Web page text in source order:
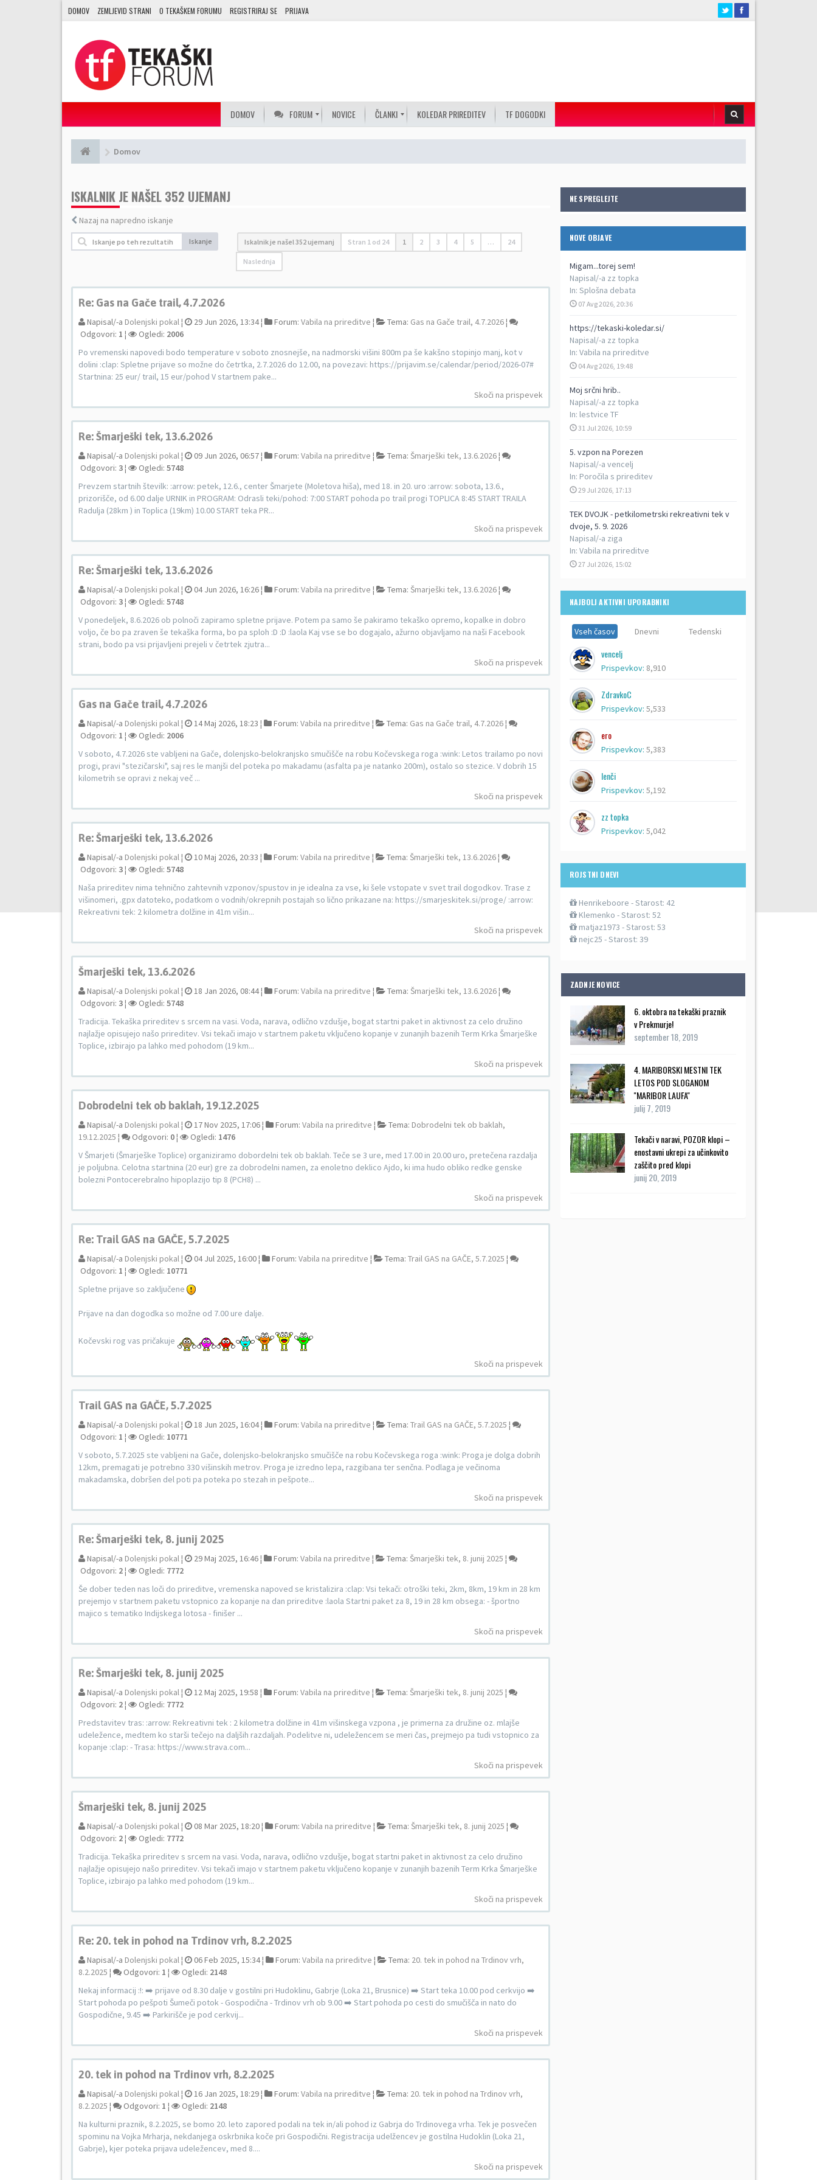
DOMOV ZEMLJEVID STRANI O TEKAŠKEM FORUMU REGISTRIRAJ SE PRIJAVA
DOMOV FORUM NOVICE ČLANKI KOLEDAR PRIREDITEV TF DOGODKI
Domov
NE SPREGLEJTE
NOVE OBJAVE
Migam...torej sem!
Napisal/-a zz topka
In: Splošna debata
07 Avg 2026, 20:36
https://tekaski-koledar.si/
Napisal/-a zz topka
In: Vabila na prireditve
04 Avg 2026, 19:48
Moj srčni hrib..
Napisal/-a zz topka
In: lestvice TF
31 Jul 2026, 10:59
5. vzpon na Porezen
Napisal/-a vencelj
In: Poročila s prireditev
29 Jul 2026, 17:13
TEK DVOJK - petkilometrski rekreativni tek v
dvoje, 5. 9. 2026
Napisal/-a ziga
In: Vabila na prireditve
27 Jul 2026, 15:02
NAJBOLJ AKTIVNI UPORABNIKI
Vseh časov Dnevni Tedenski
vencelj
Prispevkov: 8,910
ZdravkoC
Prispevkov: 5,533
ero
Prispevkov: 5,383
lenči
Prispevkov: 5,192
zz topka
Prispevkov: 5,042
ROJSTNI DNEVI
Henrikeboore - Starost: 42
Klemenko - Starost: 52
matjaz1973 - Starost: 53
nejc25 - Starost: 39
ZADNJE NOVICE
6. oktobra na tekaški praznik
v Prekmurje!
september 18, 2019
4. MARIBORSKI MESTNI TEK
LETOS POD SLOGANOM
''MARIBOR LAUFA''
julij 7, 2019
Tekači v naravi, POZOR klopi –
enostavni ukrepi za učinkovito
zaščito pred klopi
junij 20, 2019
ISKALNIK JE NAŠEL 352 UJEMANJ
Nazaj na napredno iskanje
Iskanje Iskalnik je našel 352 ujemanj Stran 1od 24 1 2 3 4 5 … 24
Naslednja
Re: Gas na Gače trail, 4.7.2026
Napisal/-a Dolenjski pokal¦ 29 Jun 2026, 13:34 ¦ Forum: Vabila na prireditve ¦ Tema: Gas na Gače trail, 4.7.2026¦
Odgovori: 1 ¦ Ogledi: 2006
Po vremenski napovedi bodo temperature v soboto znosnejše, na nadmorski višini 800m pa še kakšno stopinjo manj, kot v
dolini :clap: Spletne prijave so možne do četrtka, 2.7.2026 do 12.00, na povezavi: https://prijavim.se/calendar/period/2026-07#
Startnina: 25 eur/ trail, 15 eur/pohod V startnem pake...
Skoči na prispevek
Re: Šmarješki tek, 13.6.2026
Napisal/-a Dolenjski pokal¦ 09 Jun 2026, 06:57 ¦ Forum: Vabila na prireditve ¦ Tema: Šmarješki tek, 13.6.2026¦
Odgovori: 3¦ Ogledi: 5748
Prevzem startnih številk: :arrow: petek, 12.6., center Šmarjete (Moletova hiša), med 18. in 20. uro :arrow: sobota, 13.6.,
prizorišče, od 6.00 dalje URNIK in PROGRAM: Odrasli teki/pohod: 7:00 START pohoda po trail progi TOPLICA 8:45 START TRAILA
Radulja (28km ) in Toplica (19km) 10.00 START teka PR...
Skoči na prispevek
Re: Šmarješki tek, 13.6.2026
Napisal/-a Dolenjski pokal¦ 04 Jun 2026, 16:26 ¦ Forum: Vabila na prireditve ¦ Tema: Šmarješki tek, 13.6.2026¦
Odgovori: 3¦ Ogledi: 5748
V ponedeljek, 8.6.2026 ob polnoči zapiramo spletne prijave. Potem pa samo še pakiramo tekaško opremo, kopalke in dobro
voljo, če bo pa zraven še tekaška forma, bo pa sploh :D :D :laola Kaj vse se bo dogajalo, ažurno objavljamo na naši Facebook
strani, bodo pa vsi prijavljeni prejeli v četrtek zjutra...
Skoči na prispevek
Gas na Gače trail, 4.7.2026
Napisal/-a Dolenjski pokal¦ 14 Maj 2026, 18:23 ¦ Forum: Vabila na prireditve ¦ Tema: Gas na Gače trail, 4.7.2026¦
Odgovori: 1 ¦ Ogledi: 2006
V soboto, 4.7.2026 ste vabljeni na Gače, dolenjsko-belokranjsko smučišče na robu Kočevskega roga :wink: Letos trailamo po novi
progi, pravi "stezičarski", saj res le manjši del poteka po makadamu (asfalta pa je natanko 200m), ostalo so stezice. V dobrih 15
kilometrih se opravi z nekaj več ...
Skoči na prispevek
Re: Šmarješki tek, 13.6.2026
Napisal/-a Dolenjski pokal¦ 10 Maj 2026, 20:33 ¦ Forum: Vabila na prireditve ¦ Tema: Šmarješki tek, 13.6.2026¦
Odgovori: 3¦ Ogledi: 5748
Naša prireditev nima tehnično zahtevnih vzponov/spustov in je idealna za vse, ki šele vstopate v svet trail dogodkov. Trase z
višinomeri, .gpx datoteko, podatkom o vodnih/okrepnih postajah so lično prikazane na: https://smarjeskitek.si/proge/ :arrow:
Rekreativni tek: 2 kilometra dolžine in 41m višin...
Skoči na prispevek
Šmarješki tek, 13.6.2026
Napisal/-a Dolenjski pokal¦ 18 Jan 2026, 08:44 ¦ Forum: Vabila na prireditve ¦ Tema: Šmarješki tek, 13.6.2026¦
Odgovori: 3¦ Ogledi: 5748
Tradicija. Tekaška prireditev s srcem na vasi. Voda, narava, odlično vzdušje, bogat startni paket in aktivnost za celo družino
najlažje opisujejo našo prireditev. Vsi tekači imajo v startnem paketu vključeno kopanje v zunanjih bazenih Term Krka Šmarješke
Toplice, izbirajo pa lahko med pohodom (19 km...
Skoči na prispevek
Dobrodelni tek ob baklah, 19.12.2025
Napisal/-a Dolenjski pokal¦ 17 Nov 2025, 17:06 ¦ Forum: Vabila na prireditve ¦ Tema: Dobrodelni tek ob baklah,
19.12.2025 ¦ Odgovori: 0¦ Ogledi: 1476
V Šmarjeti (Šmarješke Toplice) organiziramo dobordelni tek ob baklah. Teče se 3 ure, med 17.00 in 20.00 uro, pretečena razdalja
je poljubna. Celotna startnina (20 eur) gre za dobrodelni namen, za enoletno deklico Ajdo, ki ima hudo obliko redke genske
bolezni Pontocerebralno hipoplazijo tip 8 (PCH8) ...
Skoči na prispevek
Re: Trail GAS na GAČE, 5.7.2025
Napisal/-a Dolenjski pokal¦ 04 Jul 2025, 16:00 ¦ Forum: Vabila na prireditve ¦ Tema: Trail GAS na GAČE, 5.7.2025 ¦
Odgovori: 1 ¦ Ogledi: 10771
Spletne prijave so zaključene
Prijave na dan dogodka so možne od 7.00 ure dalje.
Kočevski rog vas pričakuje
Skoči na prispevek
Trail GAS na GAČE, 5.7.2025
Napisal/-a Dolenjski pokal¦ 18 Jun 2025, 16:04 ¦ Forum: Vabila na prireditve ¦ Tema: Trail GAS na GAČE, 5.7.2025 ¦
Odgovori: 1 ¦ Ogledi: 10771
V soboto, 5.7.2025 ste vabljeni na Gače, dolenjsko-belokranjsko smučišče na robu Kočevskega roga :wink: Proga je dolga dobrih
12km, premagati je potrebno 330 višinskih metrov. Proga je izredno lepa, razgibana ter senčna. Podlaga je večinoma
makadamska, dobršen del poti pa poteka po stezah in pešpote...
Skoči na prispevek
Re: Šmarješki tek, 8. junij 2025
Napisal/-a Dolenjski pokal¦ 29 Maj 2025, 16:46 ¦ Forum: Vabila na prireditve ¦ Tema: Šmarješki tek, 8. junij 2025 ¦
Odgovori: 2¦ Ogledi: 7772
Še dober teden nas loči do prireditve, vremenska napoved se kristalizira :clap: Vsi tekači: otroški teki, 2km, 8km, 19 km in 28 km
prejemjo v startnem paketu vstopnico za kopanje na dan prireditve :laola Startni paket za 8, 19 in 28 km obsega: - športno
majico s tematiko Indijskega lotosa - finišer ...
Skoči na prispevek
Re: Šmarješki tek, 8. junij 2025
Napisal/-a Dolenjski pokal¦ 12 Maj 2025, 19:58 ¦ Forum: Vabila na prireditve ¦ Tema: Šmarješki tek, 8. junij 2025 ¦
Odgovori: 2¦ Ogledi: 7772
Predstavitev tras: :arrow: Rekreativni tek : 2 kilometra dolžine in 41m višinskega vzpona , je primerna za družine oz. mlajše
udeležence, medtem ko starši tečejo na daljših razdaljah. Podelitve ni, udeležencem se meri čas, prejmejo pa tudi vstopnico za
kopanje :clap: - Trasa: https://www.strava.com...
Skoči na prispevek
Šmarješki tek, 8. junij 2025
Napisal/-a Dolenjski pokal¦ 08 Mar 2025, 18:20 ¦ Forum: Vabila na prireditve ¦ Tema: Šmarješki tek, 8. junij 2025 ¦
Odgovori: 2¦ Ogledi: 7772
Tradicija. Tekaška prireditev s srcem na vasi. Voda, narava, odlično vzdušje, bogat startni paket in aktivnost za celo družino
najlažje opisujejo našo prireditev. Vsi tekači imajo v startnem paketu vključeno kopanje v zunanjih bazenih Term Krka Šmarješke
Toplice, izbirajo pa lahko med pohodom (19 km...
Skoči na prispevek
Re: 20. tek in pohod na Trdinov vrh, 8.2.2025
Napisal/-a Dolenjski pokal¦ 06 Feb 2025, 15:34 ¦ Forum: Vabila na prireditve ¦ Tema: 20. tek in pohod na Trdinov vrh,
8.2.2025 ¦ Odgovori: 1 ¦ Ogledi: 2148
Nekaj informacij :!: ➡️ prijave od 8.30 dalje v gostilni pri Hudoklinu, Gabrje (Loka 21, Brusnice) ➡️ Start teka 10.00 pod cerkvijo ➡️
Start pohoda po pešpoti Šumeči potok - Gospodična - Trdinov vrh ob 9.00 ➡️ Start pohoda po cesti do smučišča in nato do
Gospodične, 9.45 ➡️ Parkirišče je pod cerkvij...
Skoči na prispevek
20. tek in pohod na Trdinov vrh, 8.2.2025
Napisal/-a Dolenjski pokal¦ 16 Jan 2025, 18:29 ¦ Forum: Vabila na prireditve ¦ Tema: 20. tek in pohod na Trdinov vrh,
8.2.2025 ¦ Odgovori: 1 ¦ Ogledi: 2148
Na kulturni praznik, 8.2.2025, se bomo 20. leto zapored podali na tek in/ali pohod iz Gabrja do Trdinovega vrha. Tek je posvečen
spominu na Vojka Mrharja, nekdanjega oskrbnika koče pri Gospodični. Registracija udelžencev je gostilna Hudoklin (Loka 21,
Gabrje), kjer poteka prijava udeležencev, med 8....
Skoči na prispevek